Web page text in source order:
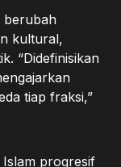
berubah
kultural,
“Didefinisikan
tiap fraksi,”
Islam progresif